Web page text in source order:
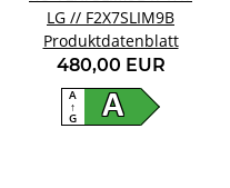
LG // F2X7SLIM9B
Produktdatenblatt
480,00 EUR
A
A
↑
G